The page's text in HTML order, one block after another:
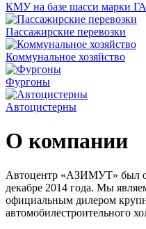
КМУ на базе шасси марки
Пассажирские перевозки
Коммунальное хозяйство
Фургоны
Автоцистерны
О компании
Автоцентр «АЗИМУТ» был
декабре 2014 года. Мы
официальным дилером
автомобилестроительного